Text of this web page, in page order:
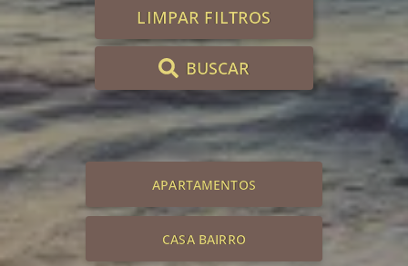
LIMPAR FILTROS
BUSCAR
APARTAMENTOS
CASA BAIRRO